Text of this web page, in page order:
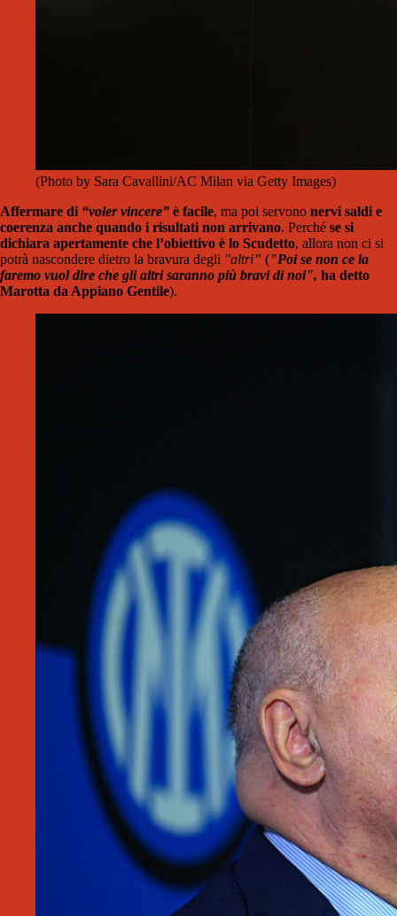
(Photo by Sara Cavallini/AC Milan via Getty Images)
Affermare di “voler vincere” è facile, ma poi servono nervi saldi e
coerenza anche quando i risultati non arrivano. Perché se si
dichiara apertamente che l’obiettivo è lo Scudetto, allora non ci si
potrà nascondere dietro la bravura degli "altri” ("Poi se non ce la
faremo vuol dire che gli altri saranno più bravi di noi", ha detto
Marotta da Appiano Gentile).